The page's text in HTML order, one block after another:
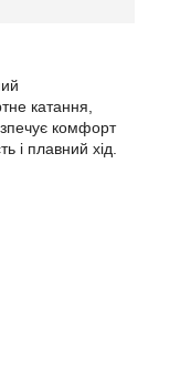
катання,
комфорт
і плавний хід.